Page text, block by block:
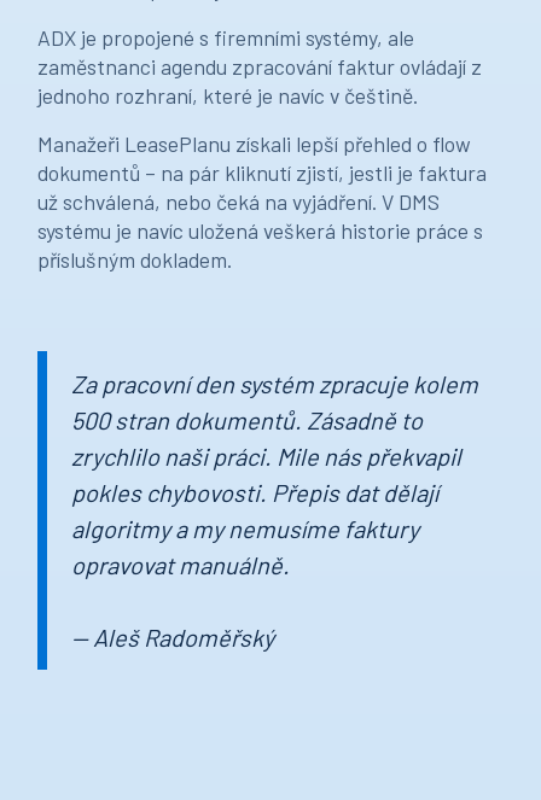
ADX je propojené s firemními systémy, ale
zaměstnanci agendu zpracování faktur ovládají z
jednoho rozhraní, které je navíc v češtině.
Manažeři LeasePlanu získali lepší přehled o flow
dokumentů – na pár kliknutí zjistí, jestli je faktura
už schválená, nebo čeká na vyjádření. V DMS
systému je navíc uložená veškerá historie práce s
příslušným dokladem.
Za pracovní den systém zpracuje kolem
500 stran dokumentů. Zásadně to
zrychlilo naši práci. Mile nás překvapil
pokles chybovosti. Přepis dat dělají
algoritmy a my nemusíme faktury
opravovat manuálně.
— Aleš Radoměřský